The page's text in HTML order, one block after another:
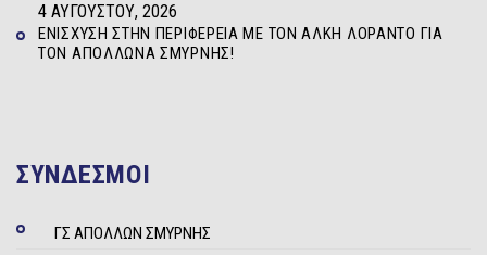
ΕΝΊΣΧΥΣΗ ΣΤΗΝ ΠΕΡΙΦΈΡΕΙΑ ΜΕ ΤΟΝ ΆΛΚΗ ΛΟΡΆΝΤΟ ΓΙΑ
ΤΟΝ ΑΠΌΛΛΩΝΑ ΣΜΎΡΝΗΣ!
4 ΑΥΓΟΎΣΤΟΥ, 2026
ΣΥΝΔΕΣΜΟΙ
ΓΣ ΑΠΟΛΛΩΝ ΣΜΥΡΝΗΣ